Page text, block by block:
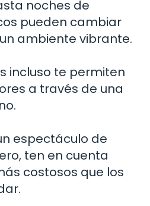
noches de
pueden cambiar
ambiente vibrante.
incluso te permiten
a través de una
espectáculo de
ten en cuenta
costosos que los